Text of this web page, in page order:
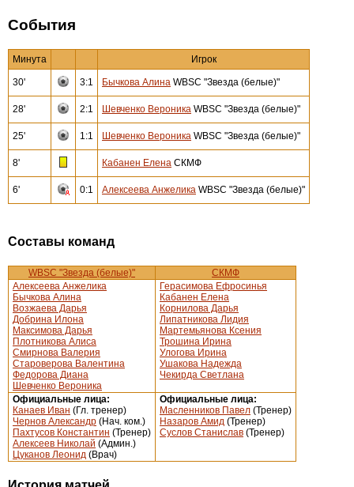
События
Минута Игрок
30' 3:1 Бычкова Алина WBSC "Звезда (белые)"
28' 2:1 Шевченко Вероника WBSC "Звезда (белые)"
25' 1:1 Шевченко Вероника WBSC "Звезда (белые)"
8' Кабанен Елена СКМФ
6' 0:1 Алексеева Анжелика WBSC "Звезда (белые)"
Составы команд
WBSC "Звезда (белые)"
СКМФ
Алексеева Анжелика
Бычкова Алина
Возжаева Дарья
Добрина Илона
Максимова Дарья
Плотникова Алиса
Смирнова Валерия
Староверова Валентина
Федорова Диана
Шевченко Вероника
Герасимова Ефросинья
Кабанен Елена
Корнилова Дарья
Липатникова Лидия
Мартемьянова Ксения
Трошина Ирина
Улогова Ирина
Ушакова Надежда
Чекирда Светлана
Официальные лица:
Канаев Иван (Гл. тренер)
Чернов Александр (Нач. ком.)
Пахтусов Константин (Тренер)
Алексеев Николай (Админ.)
Цуканов Леонид (Врач)
Официальные лица:
Масленников Павел (Тренер)
Назаров Амид (Тренер)
Суслов Станислав (Тренер)